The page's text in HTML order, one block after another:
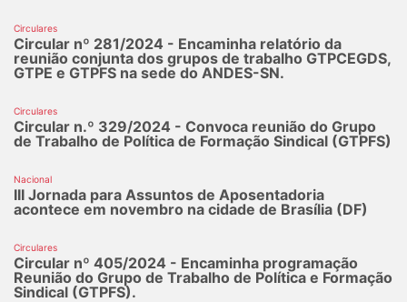
Circulares
Circular nº 281/2024 - Encaminha relatório da
reunião conjunta dos grupos de trabalho GTPCEGDS,
GTPE e GTPFS na sede do ANDES-SN.
Circulares
Circular n.º 329/2024 - Convoca reunião do Grupo
de Trabalho de Política de Formação Sindical (GTPFS)
Nacional
III Jornada para Assuntos de Aposentadoria
acontece em novembro na cidade de Brasília (DF)
Circulares
Circular nº 405/2024 - Encaminha programação
Reunião do Grupo de Trabalho de Política e Formação
Sindical (GTPFS).